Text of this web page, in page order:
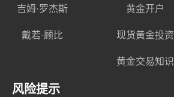
吉姆·罗杰斯
戴若·顾比
黄金开户
现货黄金投资
黄金交易知识
风险提示